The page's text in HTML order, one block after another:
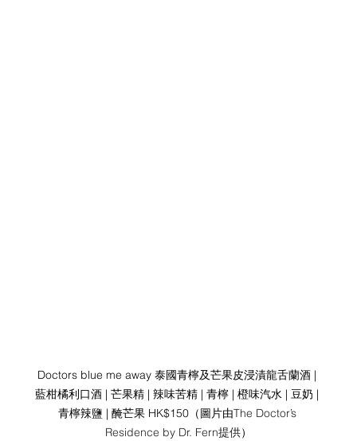
Doctors blue me away 泰國青檸及芒果皮浸漬龍舌蘭酒 |
藍柑橘利口酒 | 芒果精 | 辣味苦精 | 青檸 | 橙味汽水 | 豆奶 |
青檸辣鹽 | 醃芒果 HK$150（圖片由The Doctor’s
Residence by Dr. Fern提供）